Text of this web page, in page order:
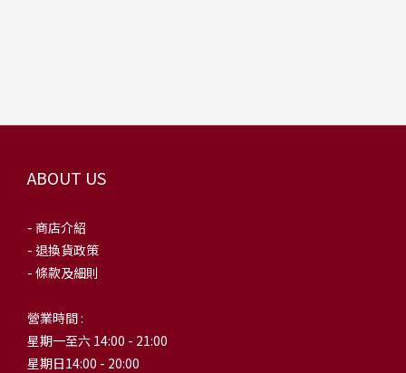
ABOUT US
- 商店介紹
- 退換貨政策
- 條款及細則
營業時間 :
星期一至六 14:00 - 21:00
星期日14:00 - 20:00